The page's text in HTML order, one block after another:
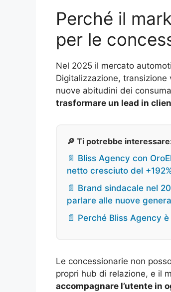
Perché il
per le
Nel 2025 il mercato
Digitalizzazione, transizione
nuove abitudini dei
trasformare un lead in
🔎 Ti potrebbe
📄 Bliss Agency con
netto cresciuto del
📄 Brand sindacale nel
parlare alle nuove
📄 Perché Bliss Agency
Le concessionarie non
propri hub di relazione, e il
accompagnare l’utente in